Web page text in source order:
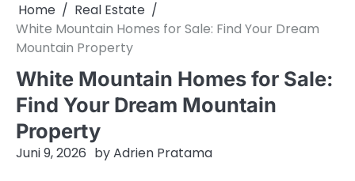
Home
Real Estate
White Mountain Homes for Sale: Find Your Dream
Mountain Property
White Mountain Homes for Sale:
Find Your Dream Mountain
Property
Juni 9, 2026 byAdrien Pratama